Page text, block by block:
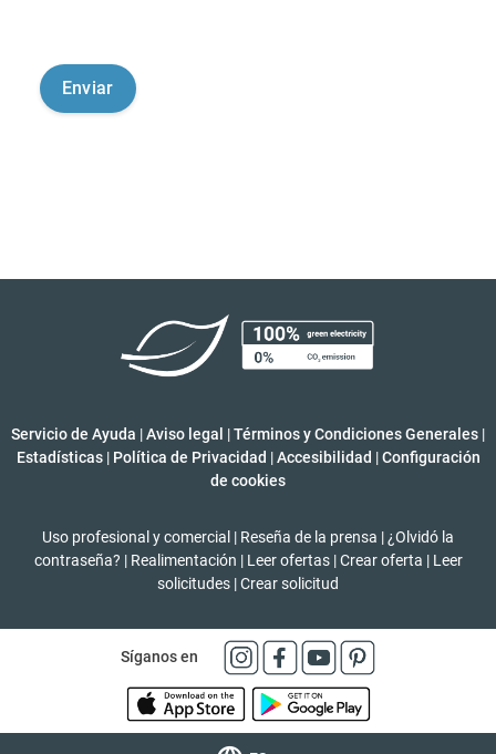
Servicio de Ayuda |Aviso legal |Términos y Condiciones Generales |
Estadísticas | Política de Privacidad | Accesibilidad | Configuración
de cookies
Uso profesional y comercial | Reseña de la prensa | ¿Olvidó la
contraseña? | Realimentación | Leer ofertas | Crear oferta | Leer
solicitudes |Crear solicitud
Síganos en